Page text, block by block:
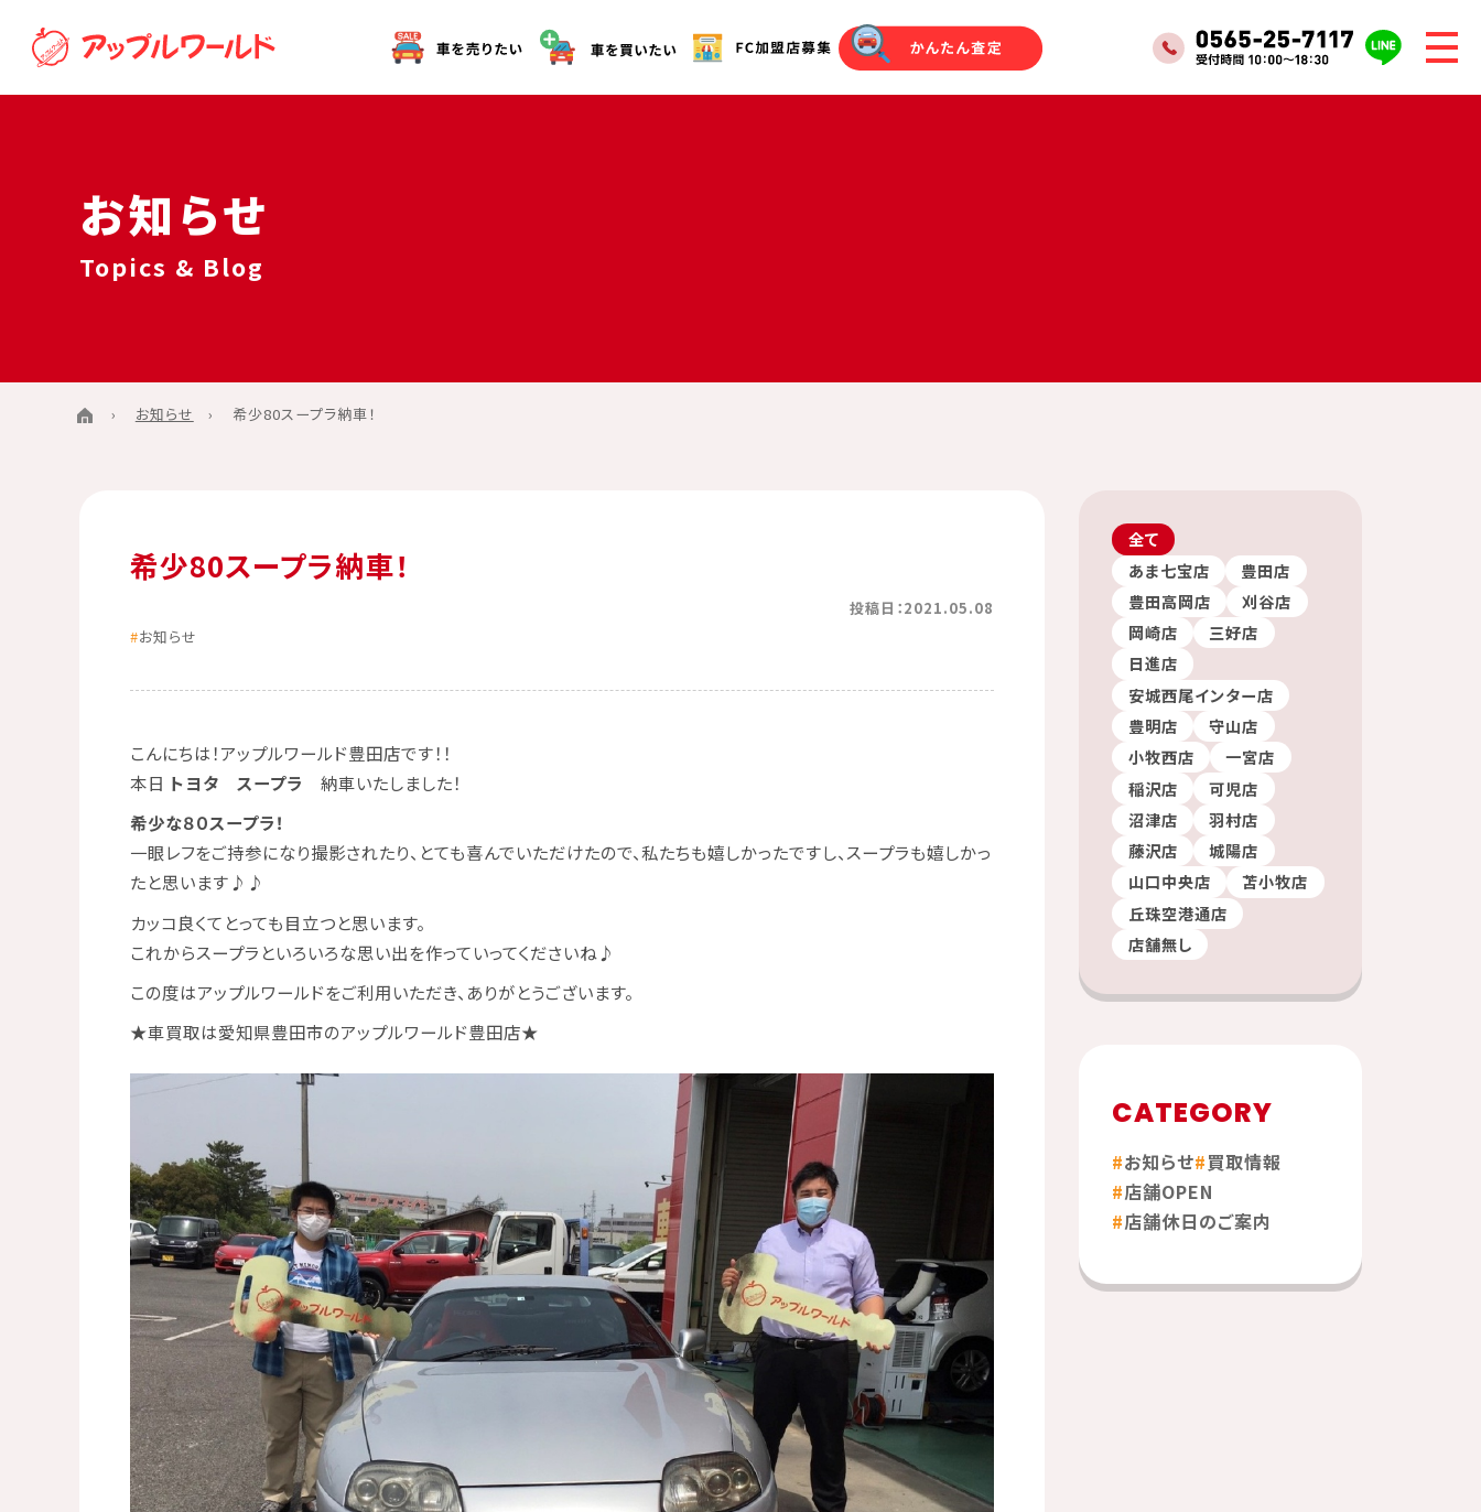
お知らせ
Topics & Blog
お知らせ 希少80スープラ納車！
希少80スープラ納車！
投稿日：2021.05.08
お知らせ
こんにちは！アップルワールド豊田店です！！
本日 トヨタ スープラ
納車いたしました！
希少な８０スープラ！
一眼レフをご持参になり撮影されたり、とても喜んでいただけたので、私たちも嬉しかったですし、スープラも嬉しかっ
たと思います♪♪
カッコ良くてとっても目立つと思います。
これからスープラといろいろな思い出を作っていってくださいね♪
この度はアップルワールドをご利用いただき、ありがとうございます。
★車買取は愛知県豊田市のアップルワールド豊田店★
全て
あま七宝店
豊田店
豊田高岡店
刈谷店
岡崎店
三好店
日進店
安城西尾インター店
豊明店
守山店
小牧西店
一宮店
稲沢店
可児店
沼津店
羽村店
藤沢店
城陽店
山口中央店
苫小牧店
丘珠空港通店
店舗無し
CATEGORY
お知らせ 買取情報
店舗OPEN
店舗休日のご案内